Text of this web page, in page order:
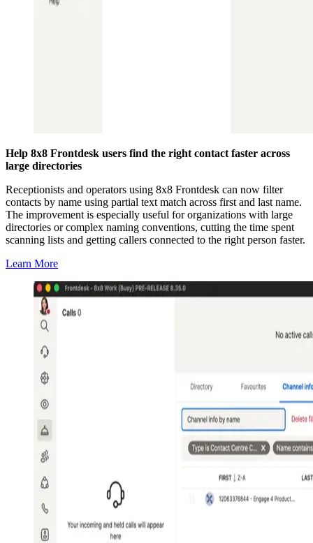
Help 8x8 Frontdesk users find the right contact faster across
large directories
Receptionists and operators using 8x8 Frontdesk can now filter
contacts by name using partial text match across first and last name.
The improvement is especially useful for organizations with large
directories or complex naming conventions, cutting the time spent
scanning lists and getting callers connected to the right person faster.
Learn More